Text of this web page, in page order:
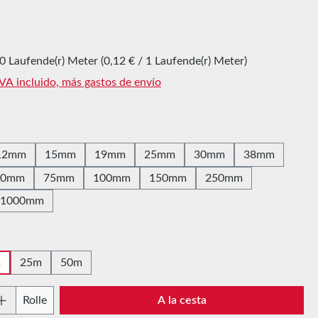
Laufende(r) Meter (0,12 € / 1 Laufende(r) Meter)
incluido, más gastos de envío
15mm 19mm 25mm 30mm 38mm
75mm 100mm 150mm
250mm
1000mm
25m 50m
del producto: introduce la cantidad
Rolle A la cesta